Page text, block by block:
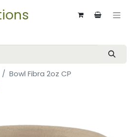
Bowl Fibra 2oz CP